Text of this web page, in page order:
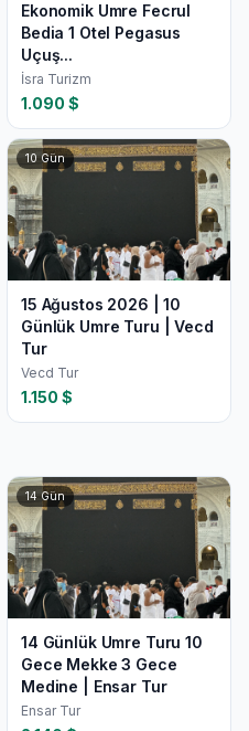
Ekonomik Umre Fecrul
Bedia 1 Otel Pegasus
Uçuş...
İsra Turizm
1.090 $
10Gün
15 Ağustos 2026 | 10
Günlük Umre Turu | Vecd
Tur
Vecd Tur
1.150 $
14Gün
14 Günlük Umre Turu 10
Gece Mekke 3 Gece
Medine | Ensar Tur
Ensar Tur